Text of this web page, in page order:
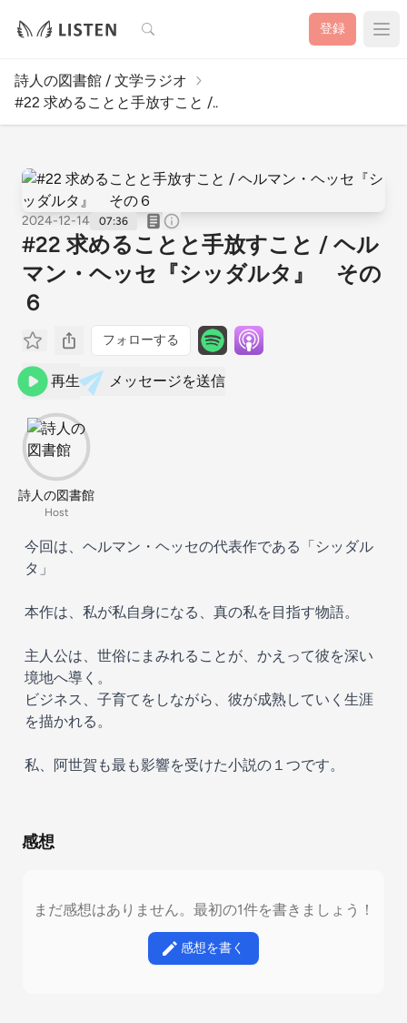
検索 登録
詩人の図書館 / 文学ラジオ
#22 求めることと手放すこと /..
2024-12-14 07:36
#22 求めることと手放すこと / ヘル
マン・ヘッセ『シッダルタ』 その
６
フォローする
再生 メッセージを送信
詩人の図書館
Host
今回は、ヘルマン・ヘッセの代表作である「シッダル
タ」
本作は、私が私自身になる、真の私を目指す物語。
主人公は、世俗にまみれることが、かえって彼を深い
境地へ導く。
ビジネス、子育てをしながら、彼が成熟していく生涯
を描かれる。
私、阿世賀も最も影響を受けた小説の１つです。
感想
まだ感想はありません。最初の1件を書きましょう！
感想を書く